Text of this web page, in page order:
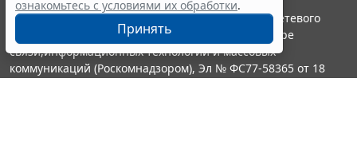
ознакомьтесь с условиями их обработки.
Принять
Портал ГАРАНТ.РУ зарегистрирован в качестве сетевого
издания Федеральной службой по надзору в сфере
связи,информационных технологий и массовых
коммуникаций (Роскомнадзором), Эл № ФС77-58365 от 18